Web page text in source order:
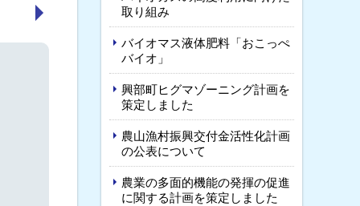
次へ
取り組み
バイオマス液体肥料「おこっぺ
バイオ」
興部町ヒグマゾーニング計画を
策定しました
農山漁村振興交付金活性化計画
の公表について
農業の多面的機能の発揮の促進
に関する計画を策定しました